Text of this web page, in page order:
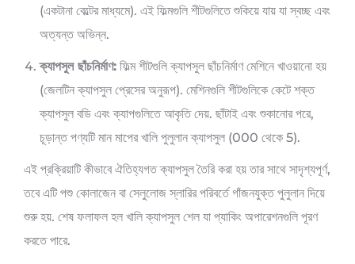
(একটানা বেল্টের মাধ্যমে). এই ফিল্মগুলি শীটগুলিতে শুকিয়ে যায় যা স্বচ্ছ এবং
অত্যন্ত অভিন্ন.
ক্যাপসুল ছাঁচনির্মাণ: ফিল্ম শীটগুলি ক্যাপসুল ছাঁচনির্মাণ মেশিনে খাওয়ানো হয়
(জেলটিন ক্যাপসুল প্রেসের অনুরূপ). মেশিনগুলি শীটগুলিকে কেটে শক্ত
ক্যাপসুল বডি এবং ক্যাপগুলিতে আকৃতি দেয়. ছাঁটাই এবং শুকানোর পরে,
চূড়ান্ত পণ্যটি মান মাপের খালি পুলুলান ক্যাপসুল (000 থেকে 5).
এই প্রক্রিয়াটি কীভাবে ঐতিহ্যগত ক্যাপসুল তৈরি করা হয় তার সাথে সাদৃশ্যপূর্ণ,
তবে এটি পশু কোলাজেন বা সেলুলোজ স্লারির পরিবর্তে গাঁজনযুক্ত পুলুলান দিয়ে
শুরু হয়. শেষ ফলাফল হল খালি ক্যাপসুল শেল যা প্যাকিং অপারেশনগুলি পূরণ
করতে পারে.